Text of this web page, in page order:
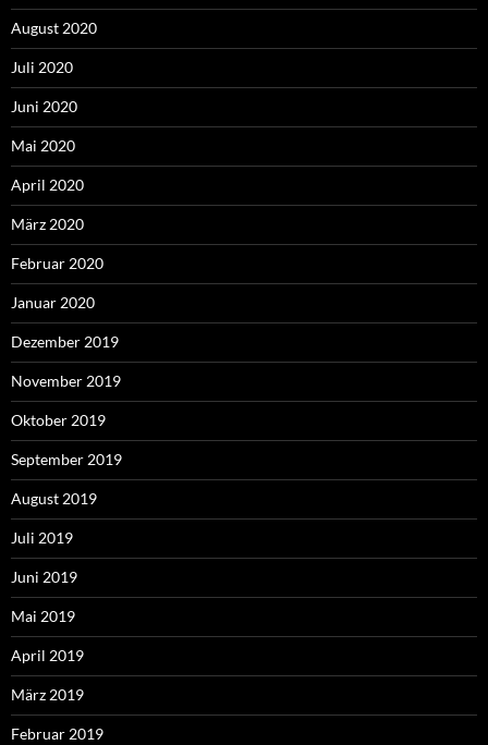
August 2020
Juli 2020
Juni 2020
Mai 2020
April 2020
März 2020
Februar 2020
Januar 2020
Dezember 2019
November 2019
Oktober 2019
September 2019
August 2019
Juli 2019
Juni 2019
Mai 2019
April 2019
März 2019
Februar 2019